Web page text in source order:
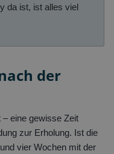
da ist, ist alles viel
der
eine gewisse Zeit
zur Erholung. Ist die
vier Wochen mit der